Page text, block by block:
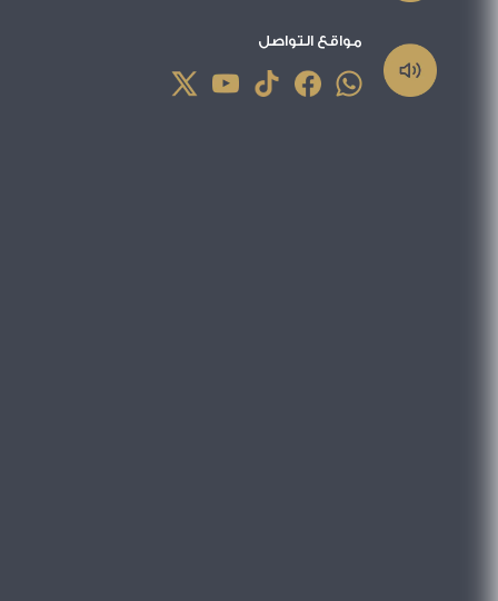
مواقع التواصل